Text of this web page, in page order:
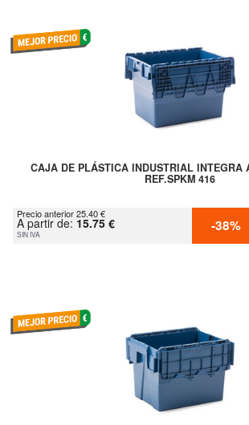
CAJA DE PLÁSTICA INDUSTRIAL INTEGRA
REF.SPKM 416
Precio anterior 25.40 €
A partir de: 15.75 €
SIN IVA -38%